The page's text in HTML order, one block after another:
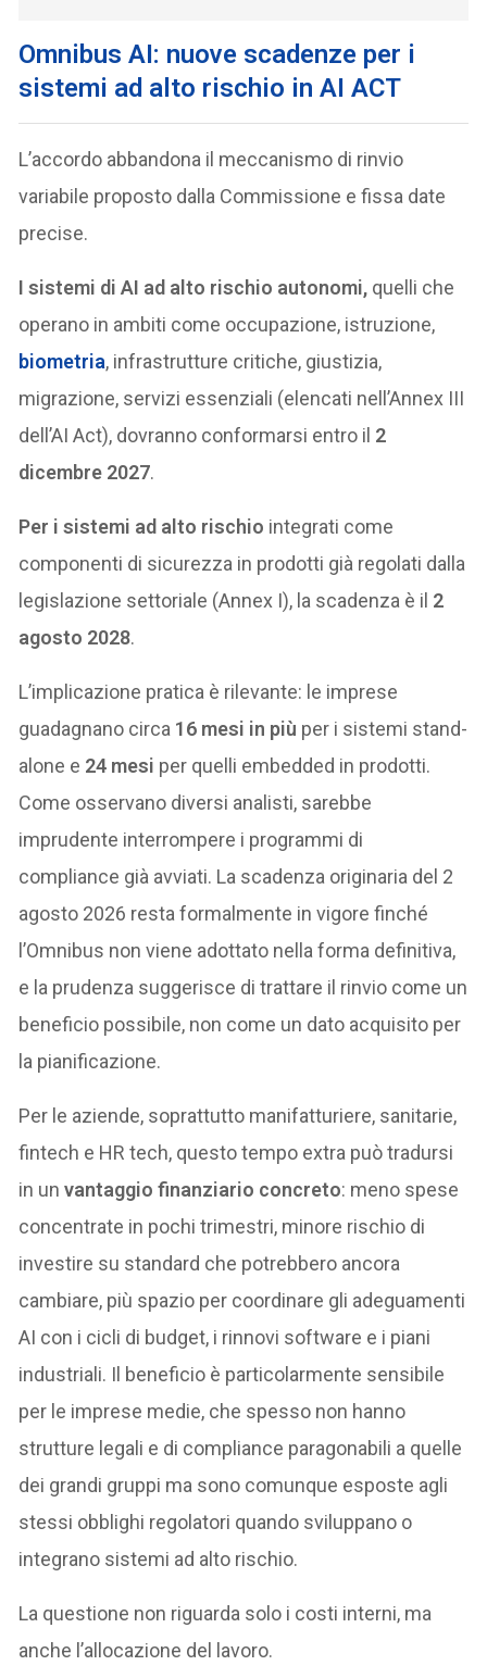
Omnibus AI: nuove scadenze per i
sistemi ad alto rischio in AI ACT
L’accordo abbandona il meccanismo di rinvio
variabile proposto dalla Commissione e fissa date
precise.
I sistemi di AI ad alto rischio autonomi, quelli che
operano in ambiti come occupazione, istruzione,
biometria, infrastrutture critiche, giustizia,
migrazione, servizi essenziali (elencati nell’Annex III
dell’AI Act), dovranno conformarsi entro il 2
dicembre 2027.
Per i sistemi ad alto rischio integrati come
componenti di sicurezza in prodotti già regolati dalla
legislazione settoriale (Annex I), la scadenza è il 2
agosto 2028.
L’implicazione pratica è rilevante: le imprese
guadagnano circa 16 mesi in più per i sistemi stand-
alone e 24 mesi per quelli embedded in prodotti.
Come osservano diversi analisti, sarebbe
imprudente interrompere i programmi di
compliance già avviati. La scadenza originaria del 2
agosto 2026 resta formalmente in vigore finché
l’Omnibus non viene adottato nella forma definitiva,
e la prudenza suggerisce di trattare il rinvio come un
beneficio possibile, non come un dato acquisito per
la pianificazione.
Per le aziende, soprattutto manifatturiere, sanitarie,
fintech e HR tech, questo tempo extra può tradursi
in unvantaggio finanziario concreto: meno spese
concentrate in pochi trimestri, minore rischio di
investire su standard che potrebbero ancora
cambiare, più spazio per coordinare gli adeguamenti
AI con i cicli di budget, i rinnovi software e i piani
industriali. Il beneficio è particolarmente sensibile
per le imprese medie, che spesso non hanno
strutture legali e di compliance paragonabili a quelle
dei grandi gruppi ma sono comunque esposte agli
stessi obblighi regolatori quando sviluppano o
integrano sistemi ad alto rischio.
La questione non riguarda solo i costi interni, ma
anche l’allocazione del lavoro.